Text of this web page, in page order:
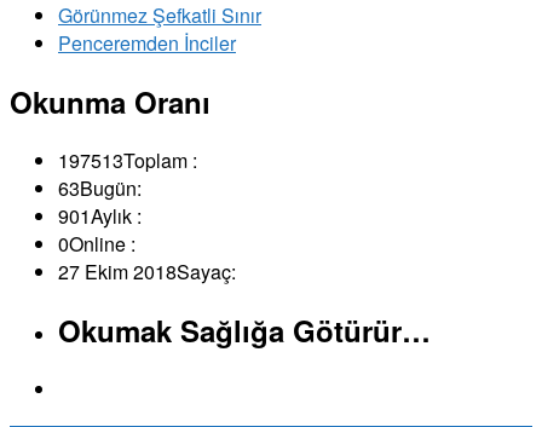
Görünmez Şefkatli Sınır
Penceremden İnciler
Okunma Oranı
197513Toplam :
63Bugün:
901Aylık :
0Online :
27 Ekim 2018Sayaç:
Okumak Sağlığa Götürür…